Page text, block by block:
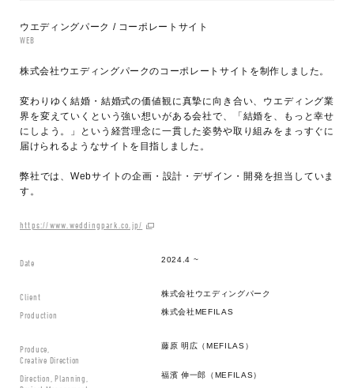
ウエディングパーク / コーポレートサイト
WEB
株式会社ウエディングパークのコーポレートサイトを制作しました。
変わりゆく結婚・結婚式の価値観に真摯に向き合い、ウエディング業
界を変えていくという強い想いがある会社で、「結婚を、もっと幸せ
にしよう。」という経営理念に一貫した姿勢や取り組みをまっすぐに
届けられるようなサイトを目指しました。
弊社では、Webサイトの企画・設計・デザイン・開発を担当していま
す。
https://www.weddingpark.co.jp/
Date 2024.4 ~
Client 株式会社ウエディングパーク
Production 株式会社MEFILAS
Produce,
Creative Direction
藤原 明広（MEFILAS）
Direction, Planning,
福濱 伸一郎（MEFILAS）